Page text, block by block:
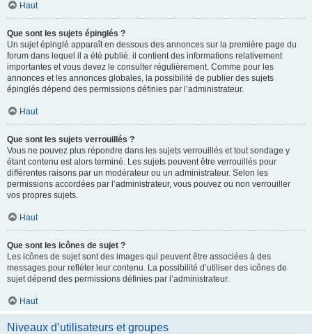
Haut
Que sont les sujets épinglés ?
Un sujet épinglé apparaît en dessous des annonces sur la première page du
forum dans lequel il a été publié. il contient des informations relativement
importantes et vous devez le consulter régulièrement. Comme pour les
annonces et les annonces globales, la possibilité de publier des sujets
épinglés dépend des permissions définies par l’administrateur.
Haut
Que sont les sujets verrouillés ?
Vous ne pouvez plus répondre dans les sujets verrouillés et tout sondage y
étant contenu est alors terminé. Les sujets peuvent être verrouillés pour
différentes raisons par un modérateur ou un administrateur. Selon les
permissions accordées par l’administrateur, vous pouvez ou non verrouiller
vos propres sujets.
Haut
Que sont les icônes de sujet ?
Les icônes de sujet sont des images qui peuvent être associées à des
messages pour refléter leur contenu. La possibilité d’utiliser des icônes de
sujet dépend des permissions définies par l’administrateur.
Haut
Niveaux d’utilisateurs et groupes